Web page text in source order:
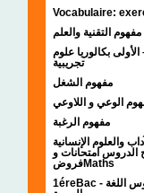
Vocabulaire:
مفهوم التقنية والعلم
بكالوريا علوم
تجريبية
مفهوم الشغل
الوعي و اللاوعي
مفهوم الرغبة
والعلوم الإنسانية
الدروس امتحانات و
فروضMaths
1éreBac - ملخص في دروس اللغة